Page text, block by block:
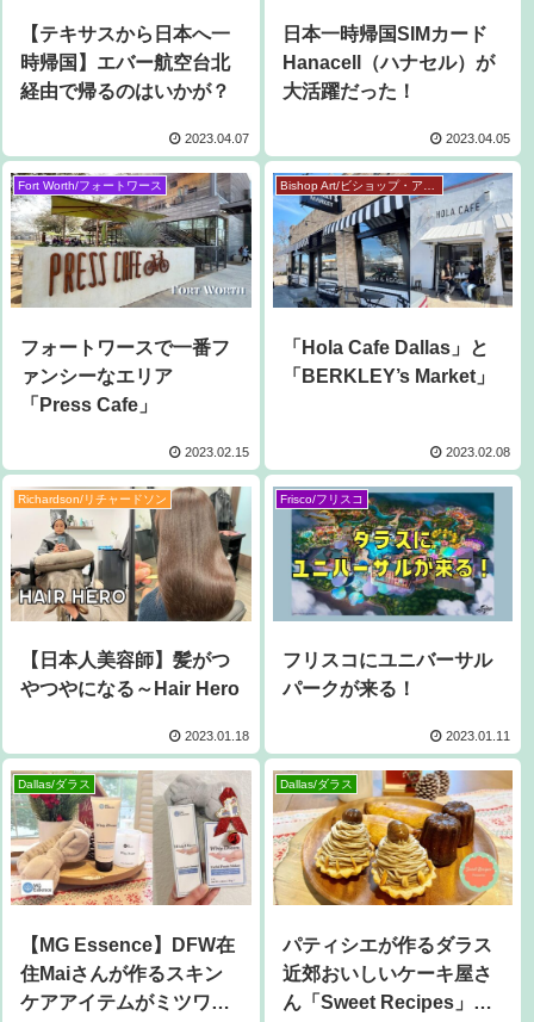
【テキサスから日本へ一
時帰国】エバー航空台北
経由で帰るのはいかが？
2023.04.07
日本一時帰国SIMカード
Hanacell（ハナセル）が
大活躍だった！
2023.04.05
Fort Worth/フォートワース
フォートワースで一番フ
ァンシーなエリア
「Press Cafe」
2023.02.15
Bishop Art/ビショップ・アート
「Hola Cafe Dallas」と
「BERKLEY’s Market」
2023.02.08
Richardson/リチャードソン
【日本人美容師】髪がつ
やつやになる～Hair Hero
2023.01.18
Frisco/フリスコ
フリスコにユニバーサル
パークが来る！
2023.01.11
Dallas/ダラス
【MG Essence】DFW在
住Maiさんが作るスキン
ケアアイテムがミツワプ
Dallas/ダラス
パティシエが作るダラス
近郊おいしいケーキ屋さ
ん「Sweet Recipes」オ